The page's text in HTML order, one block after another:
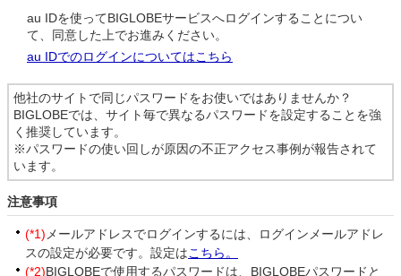
au IDを使ってBIGLOBEサービスへログインすることについ
て、同意した上でお進みください。
au IDでのログインについてはこちら
他社のサイトで同じパスワードをお使いではありませんか？
BIGLOBEでは、サイト毎で異なるパスワードを設定することを強
く推奨しています。
※パスワードの使い回しが原因の不正アクセス事例が報告されて
います。
注意事項
(*1)メールアドレスでログインするには、ログインメールアドレ
スの設定が必要です。設定はこちら。
(*2)BIGLOBEで使用するパスワードは、BIGLOBEパスワードと